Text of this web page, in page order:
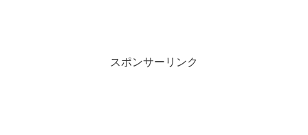
スポンサーリンク